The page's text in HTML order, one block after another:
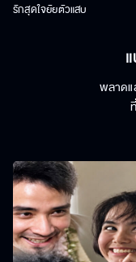
รักสุดใจยัยตัวแสบ
พลาดแ